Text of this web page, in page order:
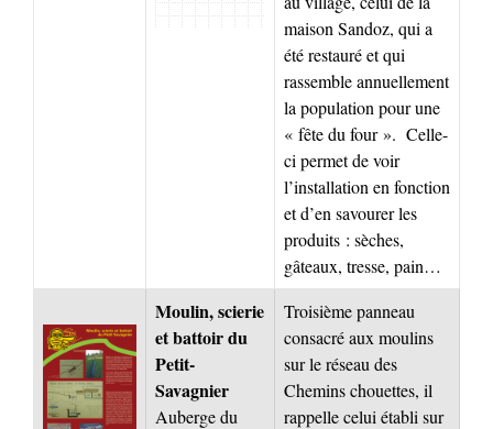
maison Sandoz, qui a
été restauré et qui
rassemble annuellement
la population pour une
« fête du four ». Celle-
ci permet de voir
l’installation en fonction
et d’en savourer les
produits : sèches,
gâteaux, tresse, pain…
Moulin, scierie
et battoir du
Petit-
Savagnier
Auberge du
Troisième panneau
consacré aux moulins
sur le réseau des
Chemins chouettes, il
rappelle celui établi sur